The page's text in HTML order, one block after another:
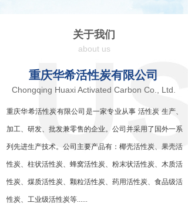
关于我们
about us
重庆华希活性炭有限公司
Chongqing Huaxi Activated Carbon Co., Ltd.
重庆华希活性炭有限公司是一家专业从事 活性炭 生产、
加工、研发、批发兼零售的企业。公司并采用了国外一系
列先进生产技术。公司主要产品有：椰壳活性炭、果壳活
性炭、柱状活性炭、蜂窝活性炭、粉末状活性炭、木质活
性炭、煤质活性炭、颗粒活性炭、药用活性炭、食品级活
性炭、工业级活性炭等......